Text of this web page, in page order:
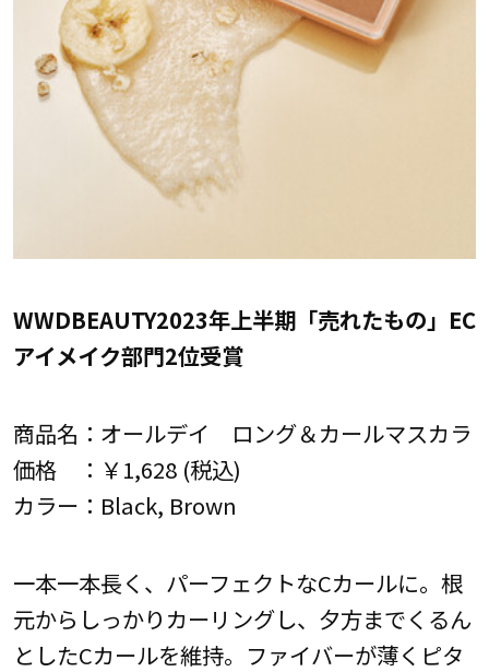
WWDBEAUTY2023年上半期「売れたもの」EC
アイメイク部門2位受賞
商品名：オールデイ ロング＆カールマスカラ
価格 ：￥1,628 (税込)
カラー：Black, Brown
一本一本長く、パーフェクトなCカールに。根
元からしっかりカーリングし、夕方までくるん
としたCカールを維持。ファイバーが薄くピタ